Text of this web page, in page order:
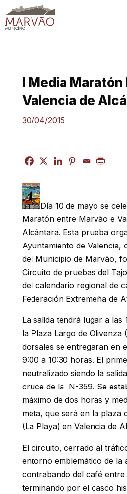
to
content
I Media
Valencia de
30/04/2015
Día 10 de mayo se
Maratón entre Marvão e
Alcántara. Esta prueba
Ayuntamiento de Valencia,
del Municipio de Marvão,
Circuito de pruebas del
del calendario regional de
Federación Extremeña de
La salida tendrá lugar a las
la Plaza Largo de Olivenza
dorsales se entregaran en
9:00 a 10:30 horas. El
neutralizado siendo la
cruce de la N-359. Se
máximo de dos horas y
meta, que será en la plaza
(La Playa) en Valencia de
El circuito, cerrado al
entorno emblemático de la
contrabando del café entre
terminando por el casco